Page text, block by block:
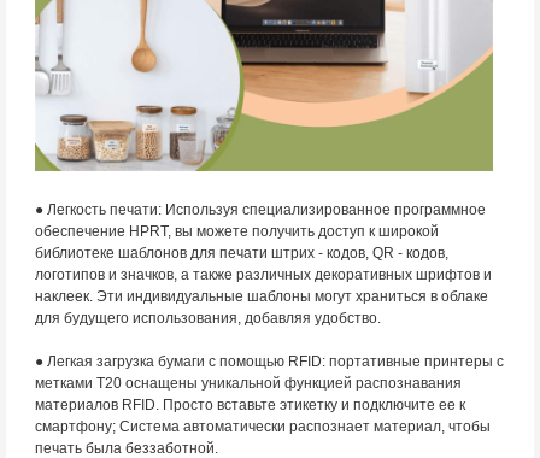
● Легкость печати: Используя специализированное программное
обеспечение HPRT, вы можете получить доступ к широкой
библиотеке шаблонов для печати штрих - кодов, QR - кодов,
логотипов и значков, а также различных декоративных шрифтов и
наклеек. Эти индивидуальные шаблоны могут храниться в облаке
для будущего использования, добавляя удобство.
● Легкая загрузка бумаги с помощью RFID: портативные принтеры с
метками T20 оснащены уникальной функцией распознавания
материалов RFID. Просто вставьте этикетку и подключите ее к
смартфону; Система автоматически распознает материал, чтобы
печать была беззаботной.